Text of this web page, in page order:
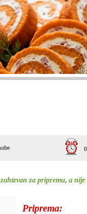
za pripremu, a
Priprema: